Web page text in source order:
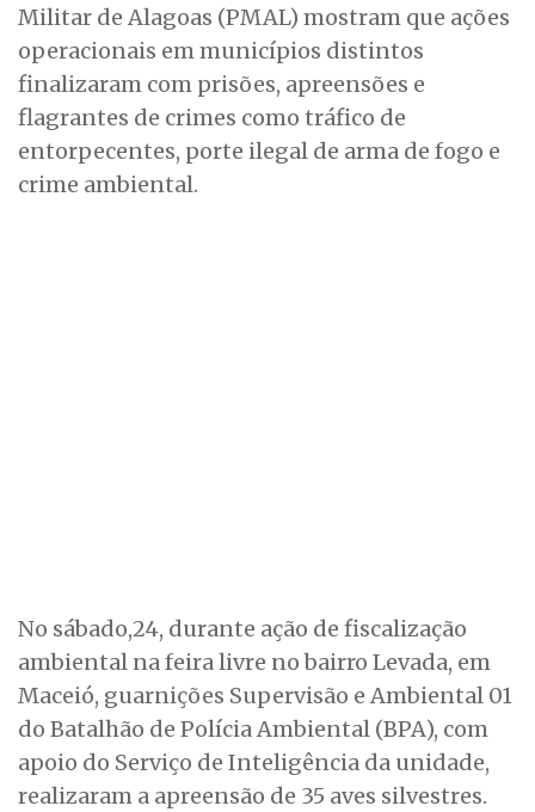
Militar de Alagoas (PMAL) mostram que ações
operacionais em municípios distintos
finalizaram com prisões, apreensões e
flagrantes de crimes como tráfico de
entorpecentes, porte ilegal de arma de fogo e
crime ambiental.
No sábado,24, durante ação de fiscalização
ambiental na feira livre no bairro Levada, em
Maceió, guarnições Supervisão e Ambiental 01
do Batalhão de Polícia Ambiental (BPA), com
apoio do Serviço de Inteligência da unidade,
realizaram a apreensão de 35 aves silvestres.